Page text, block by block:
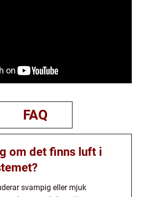
FAQ
om det finns luft i
svampig eller mjuk